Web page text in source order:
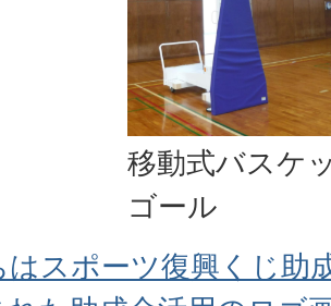
移動式バスケ
ゴール
はスポーツ復興くじ助